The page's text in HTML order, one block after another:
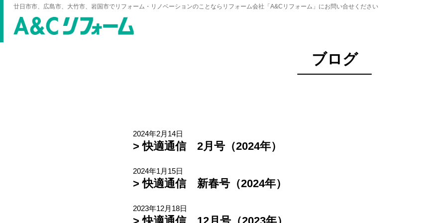
廿日市市、広島市、大竹市、岩国市でリフォーム・リノベーションのことならリフォーム会社「A&Cリフォーム」にお問い合せください
TOP > ブログ
ブログ
2024年2月14日
> 快適通信 2月号（2024年）
2024年1月15日
> 快適通信 新春号（2024年）
2023年12月18日